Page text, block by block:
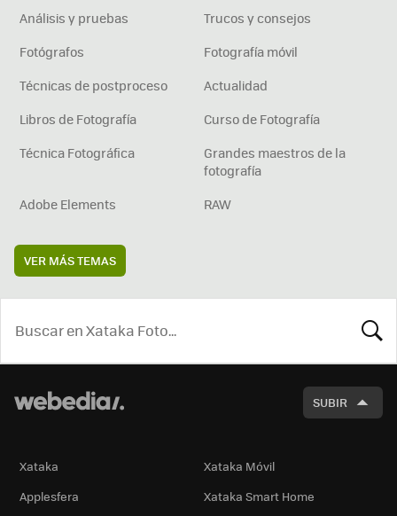
Análisis y pruebas
Trucos y consejos
Fotógrafos
Fotografía móvil
Técnicas de postproceso
Actualidad
Libros de Fotografía
Curso de Fotografía
Técnica Fotográfica
Grandes maestros de la
fotografía
Adobe Elements
RAW
VER MÁS TEMAS
SUBIR
Xataka
Xataka Móvil
Applesfera
Xataka Smart Home